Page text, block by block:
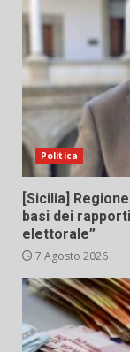
Politica
[Sicilia]
basi dei
elettorale”
7 Agosto 2026